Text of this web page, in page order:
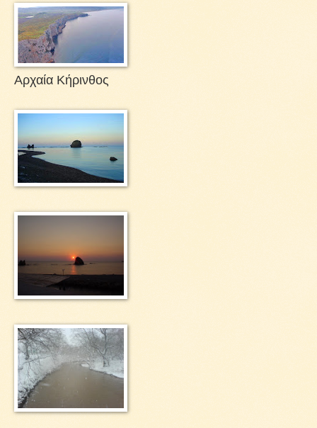
Αρχαία Κήρινθος